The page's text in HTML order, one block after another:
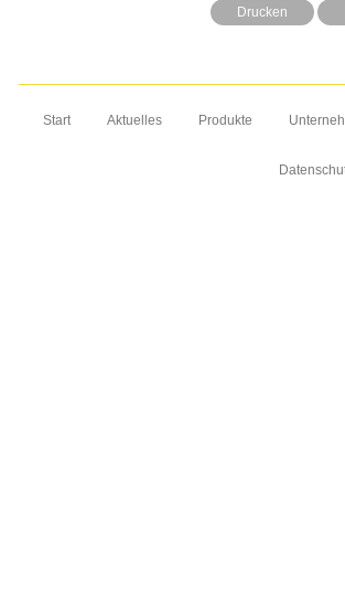
Drucken
Start Aktuelles Produkte